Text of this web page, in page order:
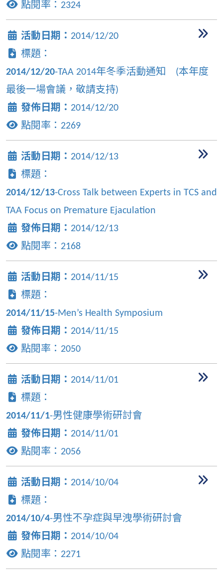
點閱率： 2324
活動日期： 2014/12/20
標題：
2014/12/20-TAA 2014年冬季活動通知 (本年度
最後一場會議，敬請支持)
發佈日期： 2014/12/20
點閱率： 2269
活動日期： 2014/12/13
標題：
2014/12/13-Cross Talk between Experts in TCS and
TAA Focus on Premature Ejaculation
發佈日期： 2014/12/13
點閱率： 2168
活動日期： 2014/11/15
標題：
2014/11/15-Men’s Health Symposium
發佈日期： 2014/11/15
點閱率： 2050
活動日期： 2014/11/01
標題：
2014/11/1-男性健康學術研討會
發佈日期： 2014/11/01
點閱率： 2056
活動日期： 2014/10/04
標題：
2014/10/4-男性不孕症與早洩學術研討會
發佈日期： 2014/10/04
點閱率： 2271